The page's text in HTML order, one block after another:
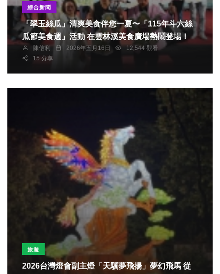
綜合新聞
「翠玉絲瓜」清爽美食伴您一夏〜「115年斗六絲
瓜節美食週」活動 在雲林溪美食廣場熱鬧登場！
陳信利 2026年五月16日
12,544 觀看
15 分享
旅遊
2026台灣燈會副主燈「天驥夢飛揚」夢幻飛馬 從